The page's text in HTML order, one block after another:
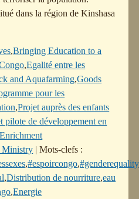
dans la région de Kinshasa
,Bringing Education to a
,Egalité entre les
and Aquafarming,Goods
pour les
,Projet auprès des enfants
pilote de développement en
Ministry |Mots-clefs :
,#espoircongo,#genderequality
,Distribution de nourriture,eau
,Energie